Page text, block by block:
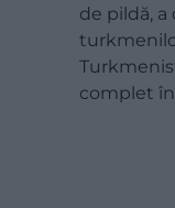
de pildă,
complet